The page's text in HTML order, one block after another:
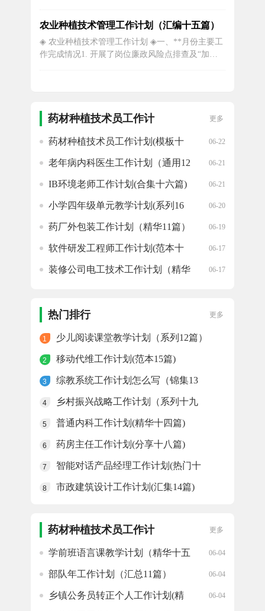
我的年终工作计划，以确保在未来的一年中能够更
加高效、有条不紊地完成工作。我将从个人技能提
升的角度出发。技术行业更新换代迅速，为了跟上
时代的步伐，我计划通过参加专业培...
农业种植技术管理工作计划（汇编十五篇）
◈ 农业种植技术管理工作计划 ◈一、**月份主要工
作完成情况1. 开展了岗位廉政风险点排查及“加快
护大中修工...
药材种植技术员工作计
划推荐
更多
药材种植技术员工作计划(模板十
06-22
老年病内科医生工作计划（通用12
06-21
IB环境老师工作计划(合集十六篇) 06-21
小学四年级单元教学计划(系列16
06-20
药厂外包装工作计划（精华11篇） 06-19
软件研发工程师工作计划(范本十
06-17
装修公司电工技术工作计划（精华
06-17
热门排行 更多
1 少儿阅读课堂教学计划（系列12篇）
2 移动代维工作计划(范本15篇)
3
综教系统工作计划怎么写（锦集13
4
乡村振兴战略工作计划（系列十九
5 普通内科工作计划(精华十四篇)
6 药房主任工作计划(分享十八篇)
7
智能对话产品经理工作计划(热门十
8 市政建筑设计工作计划(汇集14篇)
药材种植技术员工作计
划精选
更多
学前班语言课教学计划（精华十五
06-04
部队年工作计划（汇总11篇） 06-04
乡镇公务员转正个人工作计划(精
06-04